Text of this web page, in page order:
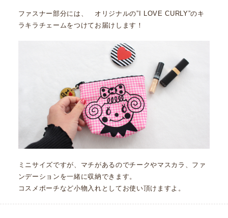
ファスナー部分には、 オリジナルの”I LOVE CURLY”のキ
ラキラチェームをつけてお届けします！
ミニサイズですが、マチがあるのでチークやマスカラ、ファ
ンデーションを一緒に収納できます。
コスメポーチなど小物入れとしてお使い頂けますよ。